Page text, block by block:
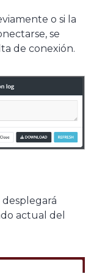
o si la
se
de conexión.
desplegará
actual del